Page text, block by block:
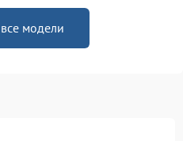
модели